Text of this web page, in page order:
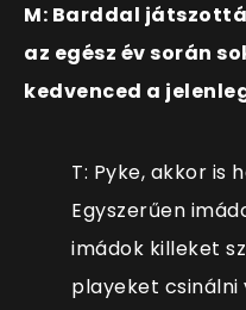
M: Barddal
az egész év során
kedvenced a
T: Pyke, akkor is
Egyszerűen
imádok killeket
playeket